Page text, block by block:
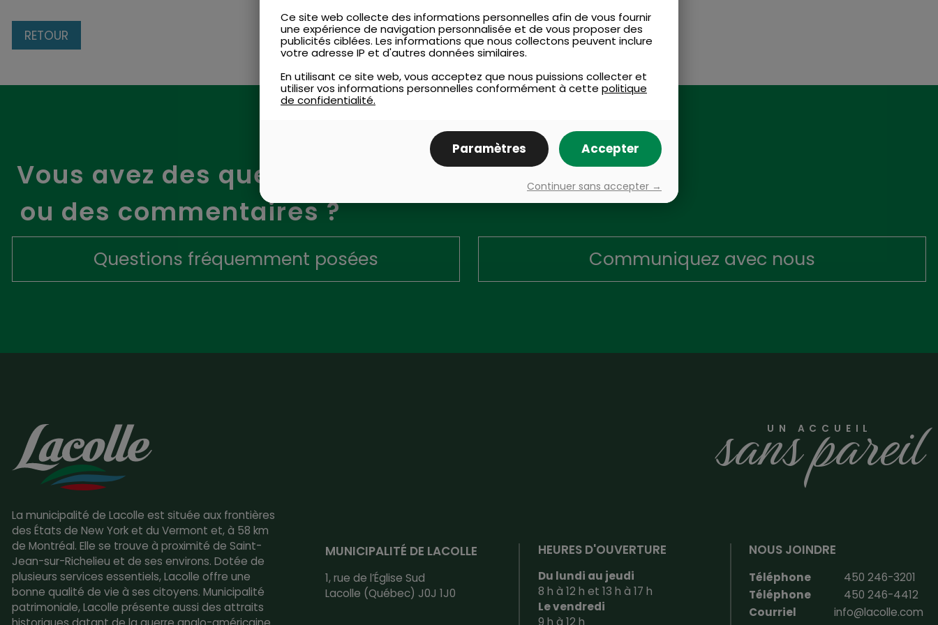
RETOUR
Vous avez des questions
ou des commentaires ?
Questions fréquemment posées Communiquez avec nous
La municipalité de Lacolle est située aux frontières
des États de New York et du Vermont et, à 58 km
de Montréal. Elle se trouve à proximité de Saint-
Jean-sur-Richelieu et de ses environs. Dotée de
plusieurs services essentiels, Lacolle offre une
bonne qualité de vie à ses citoyens. Municipalité
patrimoniale, Lacolle présente aussi des attraits
UN ACCUEIL
sans pareil
MUNICIPALITÉ DE LACOLLE
1, rue de l’Église Sud
Lacolle (Québec) J0J 1J0
HEURES D'OUVERTURE
Du lundi au jeudi
8 h à 12 h et 13 h à 17 h
Le vendredi
9 h à 12 h
NOUS JOINDRE
Téléphone
450 246-3201
Téléphone
450 246-4412
Courriel
info@lacolle.com
Ce site web collecte des informations personnelles afin de vous fournir
une expérience de navigation personnalisée et de vous proposer des
publicités ciblées. Les informations que nous collectons peuvent inclure
votre adresse IP et d'autres données similaires.
En utilisant ce site web, vous acceptez que nous puissions collecter et
utiliser vos informations personnelles conformément à cette politique
de confidentialité.
Paramètres Accepter
Continuer sans accepter →